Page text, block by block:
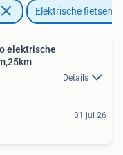
Elektrische fietsen
elektrische
Details
31 jul 26